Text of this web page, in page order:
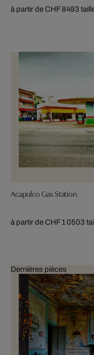
à partir de CHF 8493
Acapulco Gas Station
à partir de CHF 1 0503
Dernières pièces